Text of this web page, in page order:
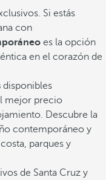
Si estás
con
es la opción
en el corazón de
disponibles
mejor precio
Descubre la
contemporáneo y
parques y
de Santa Cruz y